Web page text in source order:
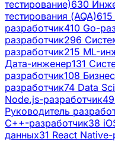
тестирование)630
тестирования (AQA)615
разработчик410 Go-
разработчик296
разработчик215 ML-
Дата-инженер131
разработчик108
разработчик74 Data
Node.js-разработчик49
Руководитель
C++-разработчик38
данных31 React